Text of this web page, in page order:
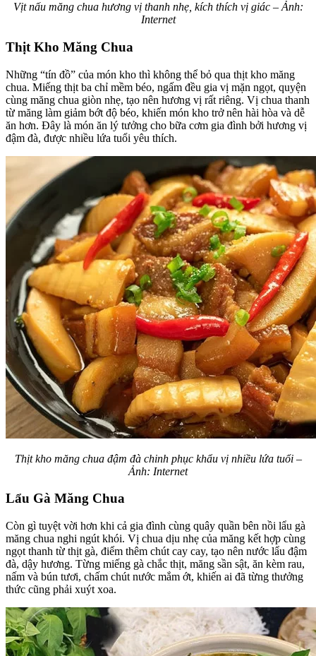
Vịt nấu măng chua hương vị thanh nhẹ, kích thích vị giác – Ảnh:
Internet
Thịt Kho Măng Chua
Những “tín đồ” của món kho thì không thể bỏ qua thịt kho măng
chua. Miếng thịt ba chỉ mềm béo, ngấm đều gia vị mặn ngọt, quyện
cùng măng chua giòn nhẹ, tạo nên hương vị rất riêng. Vị chua thanh
từ măng làm giảm bớt độ béo, khiến món kho trở nên hài hòa và dễ
ăn hơn. Đây là món ăn lý tưởng cho bữa cơm gia đình bởi hương vị
đậm đà, được nhiều lứa tuổi yêu thích.
Thịt kho măng chua đậm đà chinh phục khẩu vị nhiều lứa tuổi –
Ảnh: Internet
Lẩu Gà Măng Chua
Còn gì tuyệt vời hơn khi cả gia đình cùng quây quần bên nồi lẩu gà
măng chua nghi ngút khói. Vị chua dịu nhẹ của măng kết hợp cùng
ngọt thanh từ thịt gà, điểm thêm chút cay cay, tạo nên nước lẩu đậm
đà, dậy hương. Từng miếng gà chắc thịt, măng sần sật, ăn kèm rau,
nấm và bún tươi, chấm chút nước mắm ớt, khiến ai đã từng thưởng
thức cũng phải xuýt xoa.